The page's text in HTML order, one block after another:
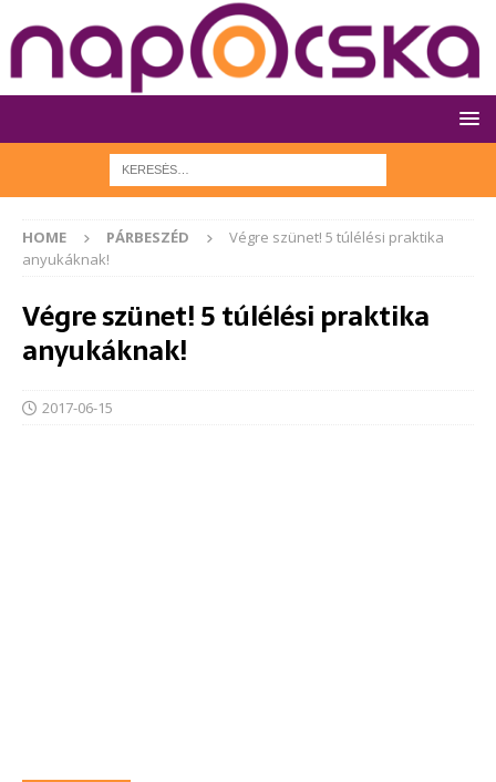
HOME PÁRBESZÉD
Végre szünet! 5 túlélési praktika
anyukáknak!
Végre szünet! 5 túlélési praktika
anyukáknak!
2017-06-15